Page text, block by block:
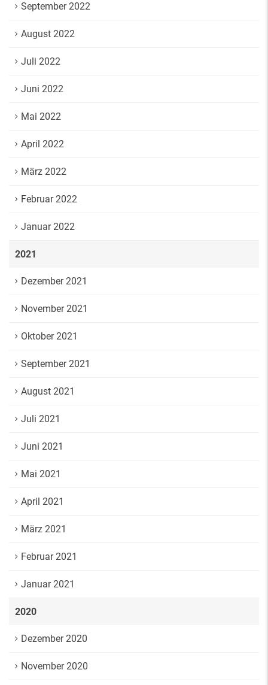
September 2022
August 2022
Juli 2022
Juni 2022
Mai 2022
April 2022
März 2022
Februar 2022
Januar 2022
2021
Dezember 2021
November 2021
Oktober 2021
September 2021
August 2021
Juli 2021
Juni 2021
Mai 2021
April 2021
März 2021
Februar 2021
Januar 2021
2020
Dezember 2020
November 2020